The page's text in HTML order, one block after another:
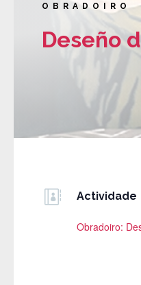
OBRADOIRO
Deseño
 Actividade
Obradoiro: